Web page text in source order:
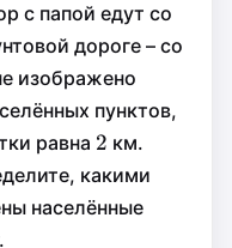
с папой едут со
дороге – со
изображено
пунктов,
равна 2
2
2 км.
какими
населённые